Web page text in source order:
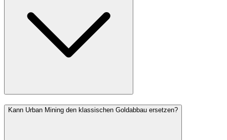
Kann Urban Mining den klassischen Goldabbau ersetzen?